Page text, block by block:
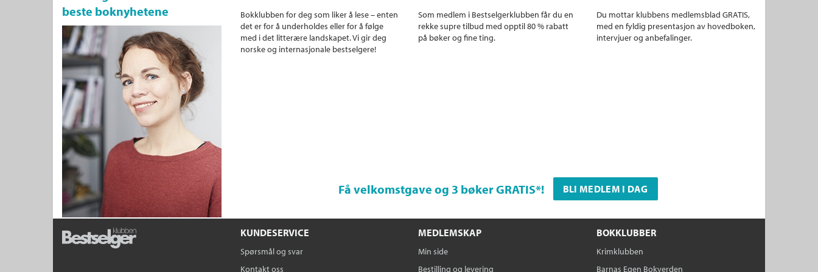
beste boknyhetene
Bokklubben for deg som liker å lese – enten
det er for å underholdes eller for å følge
med i det litterære landskapet. Vi gir deg
norske og internasjonale bestselgere!
Som medlem i Bestselgerklubben får du en
rekke supre tilbud med opptil 80 % rabatt
på bøker og fine ting.
Du mottar klubbens medlemsblad GRATIS,
med en fyldig presentasjon av hovedboken,
intervjuer og anbefalinger.
Få velkomstgave og 3 bøker GRATIS*! BLI MEDLEM I DAG
KUNDESERVICE
Spørsmål og svar
Kontakt oss
MEDLEMSKAP
Min side
Bestilling og levering
BOKKLUBBER
Krimklubben
Barnas Egen Bokverden